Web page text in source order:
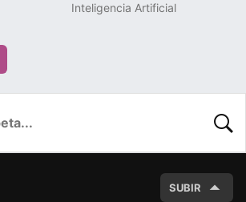
Inteligencia Artificial
SUBIR